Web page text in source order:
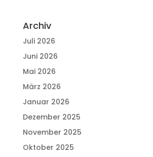
Archiv
Juli 2026
Juni 2026
Mai 2026
März 2026
Januar 2026
Dezember 2025
November 2025
Oktober 2025